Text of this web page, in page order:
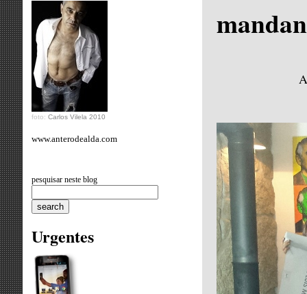
foto: Carlos Vilela 2010
www.anterodealda.com
pesquisar neste blog
Urgentes